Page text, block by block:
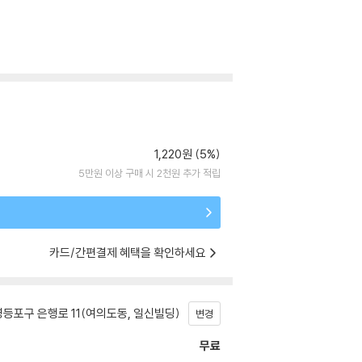
1,220원 (5%)
5만원 이상 구매 시 2천원 추가 적립
카드/간편결제 혜택을 확인하세요
포구 은행로 11(여의도동, 일신빌딩) 변경
무료